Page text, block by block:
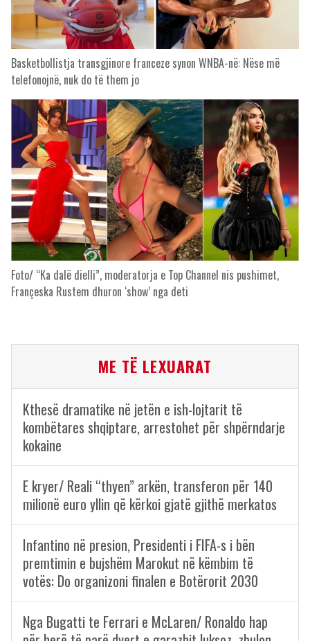
Basketbollistja transgjinore franceze synon WNBA-në: Nëse më
telefonojnë, nuk do të them jo
Foto/ “Ka dalë dielli”, moderatorja e Top Channel nis pushimet,
Françeska Rustem dhuron ‘show’ nga deti
ME TË LEXUARAT
Kthesë dramatike në jetën e ish-lojtarit të
kombëtares shqiptare, arrestohet për shpërndarje
kokaine
E kryer/ Reali “thyen” arkën, transferon për 140
milionë euro yllin që kërkoi gjatë gjithë merkatos
Infantino në presion, Presidenti i FIFA-s i bën
premtimin e bujshëm Marokut në këmbim të
votës: Do organizoni finalen e Botërorit 2030
Nga Bugatti te Ferrari e McLaren/ Ronaldo hap